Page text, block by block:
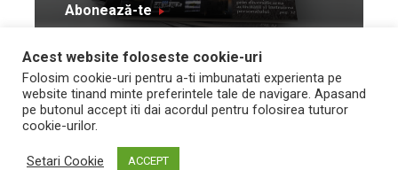
Abonează-te
© Toate drepturile
rezervate Trafic Media
2026
Design by
and development by Neo
Vision Technologies
Acest website foloseste cookie-uri
Folosim cookie-uri pentru a-ti imbunatati experienta pe
website tinand minte preferintele tale de navigare. Apasand
pe butonul accept iti dai acordul pentru folosirea tuturor
cookie-urilor.
Setari Cookie ACCEPT